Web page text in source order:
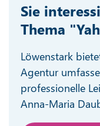
Sie
Thema
Löwenstark
Agentur
professionelle
Anna-Maria